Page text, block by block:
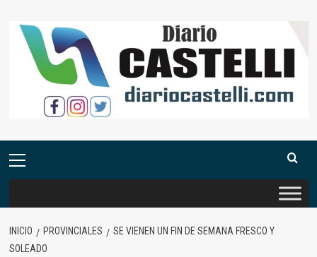
contenido
Menú
INICIO PROVINCIALES
SE VIENEN UN FIN DE SEMANA FRESCO Y
SOLEADO